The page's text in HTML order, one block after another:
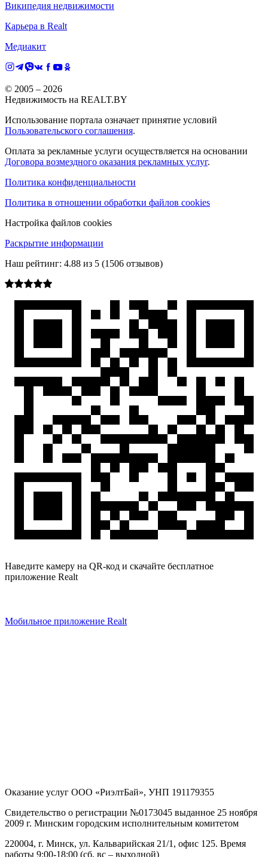
Википедия недвижимости
Карьера в Realt
Медиакит
© 2005 – 2026
Недвижимость на REALT.BY
Использование портала означает принятие условий
Пользовательского соглашения.
Оплата за рекламные услуги осуществляется на основании
Договора возмездного оказания рекламных услуг.
Политика конфиденциальности
Политика в отношении обработки файлов cookies
Настройка файлов cookies
Раскрытие информации
Наш рейтинг: 4.88 из 5 (1506 отзывов)
Наведите камеру на QR-код и скачайте бесплатное
приложение Realt
Мобильное приложение Realt
Оказание услуг ООО «РиэлтБай», УНП 191179355
Свидетельство о регистрации №0173045 выданное 25 ноября
2009 г. Минским городским исполнительным комитетом
220004, г. Минск, ул. Кальварийская 21/1, офис 125. Время
работы 9:00-18:00 (сб, вс – выходной)